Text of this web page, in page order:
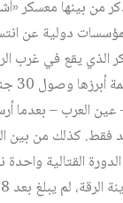
من بينها معسكر
دولية عن
الذي يقع في غرب
التي
العرب – بعدما
فقط. كذلك من بين
القتالية
لم يبلغ بعد 18 سنة